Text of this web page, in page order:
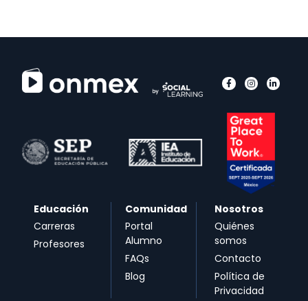
Educación
Carreras
Profesores
Comunidad
Portal
Alumno
FAQs
Blog
Nosotros
Quiénes
somos
Contacto
Política de
Privacidad